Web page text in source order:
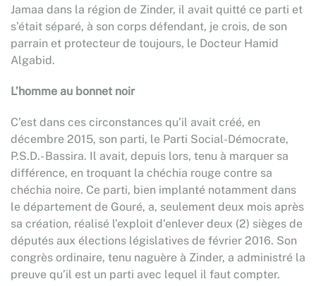
Jamaa dans la région de Zinder, il avait quitté ce parti et
s’était séparé, à son corps défendant, je crois, de son
parrain et protecteur de toujours, le Docteur Hamid
Algabid.
L’homme au bonnet noir
C’est dans ces circonstances qu’il avait créé, en
décembre 2015, son parti, le Parti Social-Démocrate,
P.S.D.- Bassira. Il avait, depuis lors, tenu à marquer sa
différence, en troquant la chéchia rouge contre sa
chéchia noire. Ce parti, bien implanté notamment dans
le département de Gouré, a, seulement deux mois après
sa création, réalisé l’exploit d’enlever deux (2) sièges de
députés aux élections législatives de février 2016. Son
congrès ordinaire, tenu naguère à Zinder, a administré la
preuve qu’il est un parti avec lequel il faut compter.